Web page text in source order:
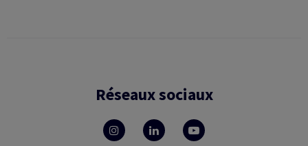
Réseaux sociaux